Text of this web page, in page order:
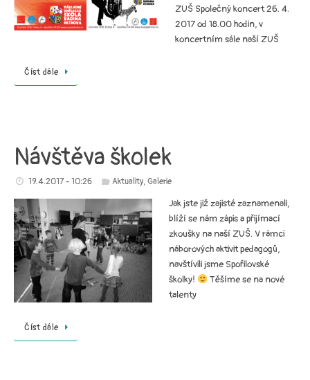
ZUŠ Společný koncert 26. 4.
2017 od 18.00 hodin, v
koncertním sále naší ZUŠ
Číst dále
Návštěva školek
19.4.2017 - 10:26 Aktuality,Galerie
Jak jste již zajisté zaznamenali,
blíží se nám zápis a přijímací
zkoušky na naší ZUŠ. V rámci
náborových aktivit pedagogů,
navštívili jsme Spořilovské
školky!
Těšíme se na nové
talenty
Číst dále